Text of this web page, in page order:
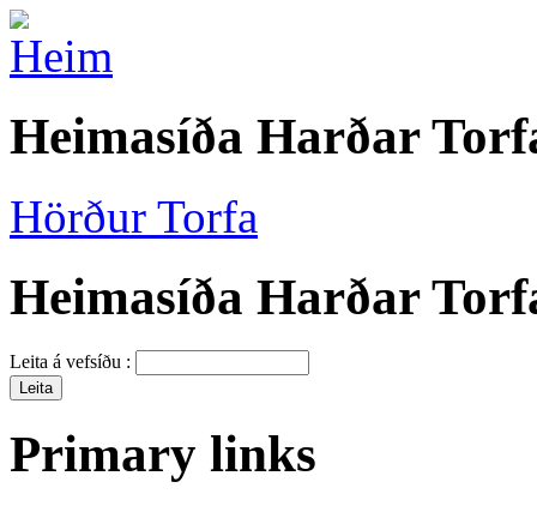
Heimasíða Harðar
Hörður Torfa
Heimasíða Harðar
Leita á vefsíðu :
Primary links